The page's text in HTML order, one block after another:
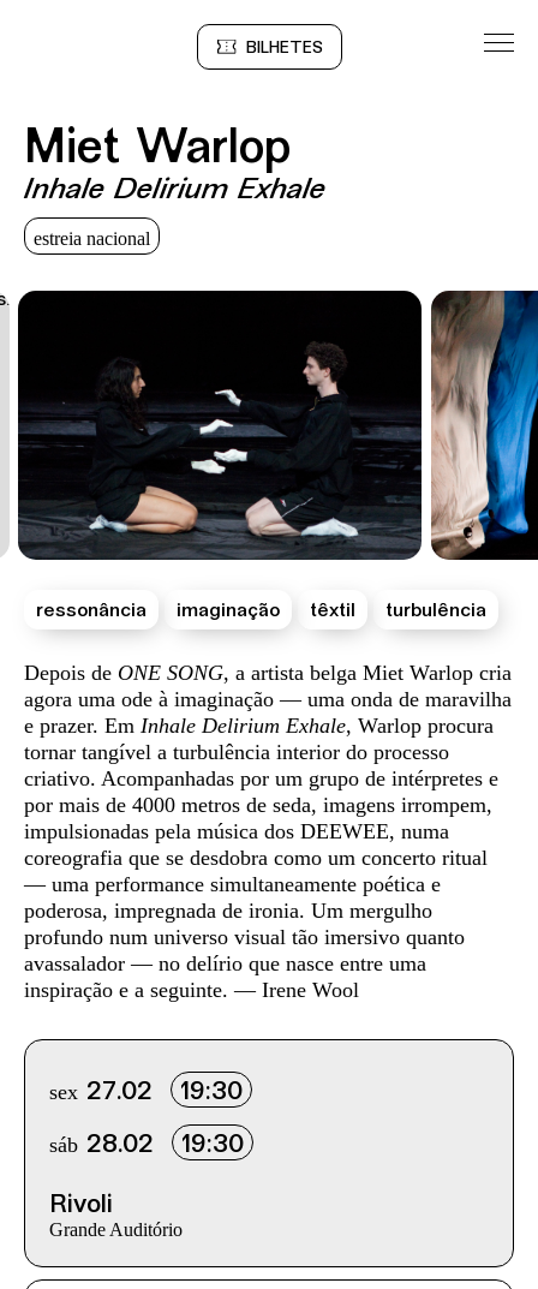
BILHETES
Sinopse
Miet Warlop
Inhale Delirium Exhale
estreia nacional
Sinopse
Depois de ONE SONG, a artista belga Miet Warlop cria
agora uma ode à imaginação — uma onda de maravilha
e prazer. Em Inhale Delirium Exhale, Warlop procura
tornar tangível a turbulência interior do processo
criativo. Acompanhadas por um grupo de intérpretes e
por mais de 4000 metros de seda, imagens irrompem,
impulsionadas pela música dos DEEWEE, numa
coreografia que se desdobra como um concerto ritual
— uma performance simultaneamente poética e
poderosa, impregnada de ironia. Um mergulho
profundo num universo visual tão imersivo quanto
avassalador — no delírio que nasce entre uma
inspiração e a seguinte. — Irene Wool
ressonância imaginação têxtil turbulência
Info sobre horário e bilhetes
sex 27.02 19:30
sáb 28.02 19:30
Rivoli
Grande Auditório